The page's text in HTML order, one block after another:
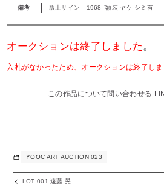
備考 版上サイン 1968 `額装 ヤケ シミ有
オークションは終了しました。
入札がなかったため、オークションは終了しま
この作品について問い合わせる
YOOC ART AUCTION 023
LOT 001 遠藤 晃